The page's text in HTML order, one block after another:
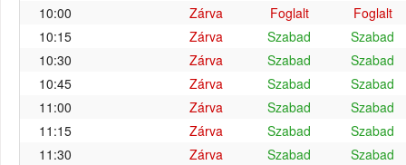
10:00
Zárva Foglalt
Foglalt
10:15
Zárva Szabad
Szabad
10:30
Zárva Szabad
Szabad
10:45
Zárva Szabad
Szabad
11:00
Zárva Szabad
Szabad
11:15
Zárva Szabad
Szabad
11:30
Zárva Szabad
Szabad